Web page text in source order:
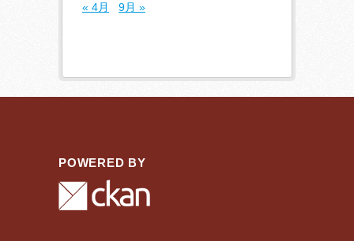
« 4月
9月 »
POWERED BY